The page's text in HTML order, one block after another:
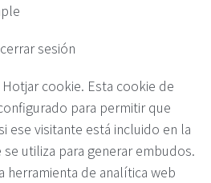
sesión
cookie. Esta cookie de
para permitir que
ese visitante está incluido en la
se utiliza para generar embudos.
herramienta de analítica web